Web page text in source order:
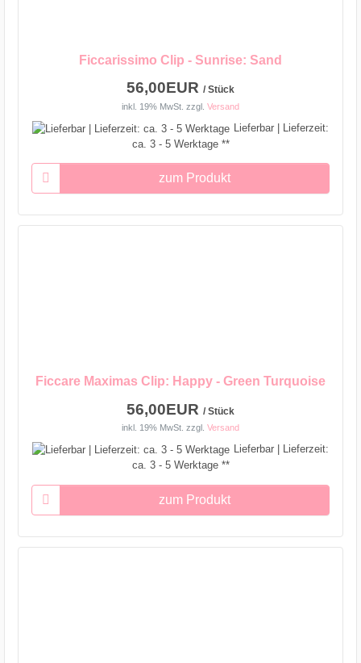
Ficcarissimo Clip - Sunrise: Sand
56,00EUR / Stück
inkl. 19% MwSt. zzgl. Versand
Lieferbar | Lieferzeit:
ca. 3 - 5 Werktage **
zum Produkt
Ficcare Maximas Clip: Happy - Green Turquoise
56,00EUR / Stück
inkl. 19% MwSt. zzgl. Versand
Lieferbar | Lieferzeit:
ca. 3 - 5 Werktage **
zum Produkt